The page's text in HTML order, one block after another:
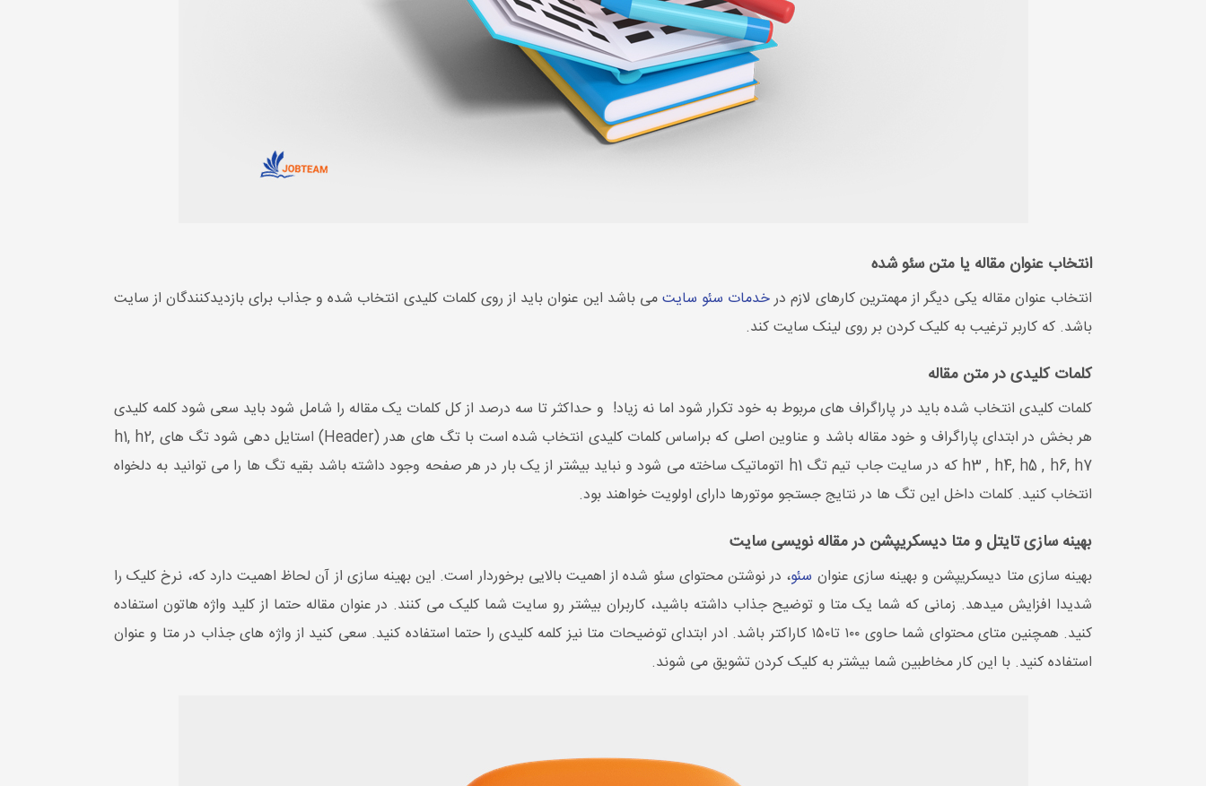
انتخاب عنوان مقاله یا متن سئو شده
انتخاب عنوان مقاله یکی دیگر از مهمترین کارهای لازم درخدمات سئو سایتمی باشد این عنوان باید از روی کلمات کلیدی انتخاب شده و جذاب برای بازدیدکنندگان از سایت
باشد. که کاربر ترغیب به کلیک کردن بر روی لینک سایت کند.
کلمات کلیدی در متن مقاله
کلمات کلیدی انتخاب شده باید در پاراگراف های مربوط به خود تکرار شود اما نه زیاد! و حداکثر تا سه درصد از کل کلمات یک مقاله را شامل شود باید سعی شود کلمه کلیدی
هر بخش در ابتدای پاراگراف و خود مقاله باشد و عناوین اصلی که براساس کلمات کلیدی انتخاب شده است با تگ های هدر (Header) استایل دهی شود تگ های h1, h2,
h3 , h4, h5 , h6, h7 که در سایت جاب تیم تگ h1 اتوماتیک ساخته می شود و نباید بیشتر از یک بار در هر صفحه وجود داشته باشد بقیه تگ ها را می توانید به دلخواه
انتخاب کنید. کلمات داخل این تگ ها در نتایج جستجو موتورها دارای اولویت خواهند بود.
بهینه سازی تایتل و متا دیسکریپشن در مقاله نویسی سایت
بهینه سازی متا دیسکریپشن و بهینه سازی عنوان سئو، در نوشتن محتوای سئو شده از اهمیت بالایی برخوردار است. این بهینه سازی از آن لحاظ اهمیت دارد که، نرخ کلیک را
شدیدا افزایش میدهد. زمانی که شما یک متا و توضیح جذاب داشته باشید، کاربران بیشتر رو سایت شما کلیک می کنند. در عنوان مقاله حتما از کلید واژه هاتون استفاده
کنید. همچنین متای محتوای شما حاوی ١٠٠ تا١٥٠ کاراکتر باشد. ادر ابتدای توضیحات متا نیز کلمه کلیدی را حتما استفاده کنید. سعی کنید از واژه های جذاب در متا و عنوان
استفاده کنید. با این کار مخاطبین شما بیشتر به کلیک کردن تشویق می شوند.